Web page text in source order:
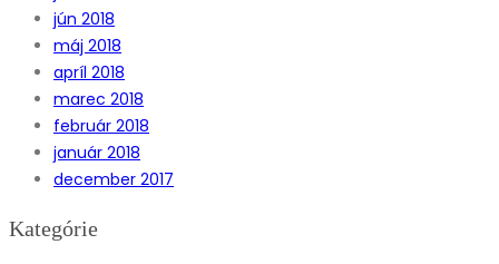
jún 2018
máj 2018
apríl 2018
marec 2018
február 2018
január 2018
december 2017
Kategórie